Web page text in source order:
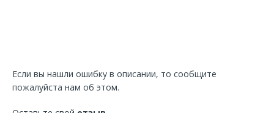
Если вы нашли ошибку в описании, то сообщите
пожалуйста нам об этом.